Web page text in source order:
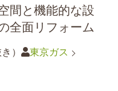
間と機能的な設
全面リフォーム
） 東京ガス